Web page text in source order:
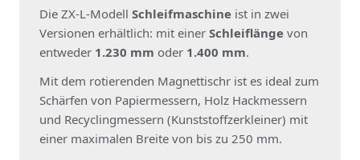
Die ZX-L-Modell Schleifmaschine ist in zwei
Versionen erhältlich: mit einer Schleiflänge von
entweder 1.230 mm oder 1.400 mm.
Mit dem rotierenden Magnettischr ist es ideal zum
Schärfen von Papiermessern, Holz Hackmessern
und Recyclingmessern (Kunststoffzerkleiner) mit
einer maximalen Breite von bis zu 250 mm.